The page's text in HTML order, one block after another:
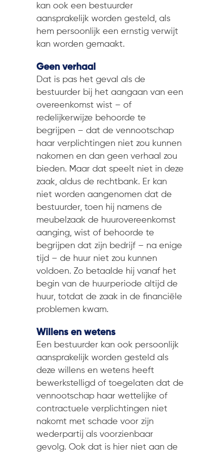
kan ook een bestuurder
aansprakelijk worden gesteld, als
hem persoonlijk een ernstig verwijt
kan worden gemaakt.
Geen verhaal
Dat is pas het geval als de
bestuurder bij het aangaan van een
overeenkomst wist – of
redelijkerwijze behoorde te
begrijpen – dat de vennootschap
haar verplichtingen niet zou kunnen
nakomen en dan geen verhaal zou
bieden. Maar dat speelt niet in deze
zaak, aldus de rechtbank. Er kan
niet worden aangenomen dat de
bestuurder, toen hij namens de
meubelzaak de huurovereenkomst
aanging, wist of behoorde te
begrijpen dat zijn bedrijf – na enige
tijd – de huur niet zou kunnen
voldoen. Zo betaalde hij vanaf het
begin van de huurperiode altijd de
huur, totdat de zaak in de financiële
problemen kwam.
Willens en wetens
Een bestuurder kan ook persoonlijk
aansprakelijk worden gesteld als
deze willens en wetens heeft
bewerkstelligd of toegelaten dat de
vennootschap haar wettelijke of
contractuele verplichtingen niet
nakomt met schade voor zijn
wederpartij als voorzienbaar
gevolg. Ook dat is hier niet aan de